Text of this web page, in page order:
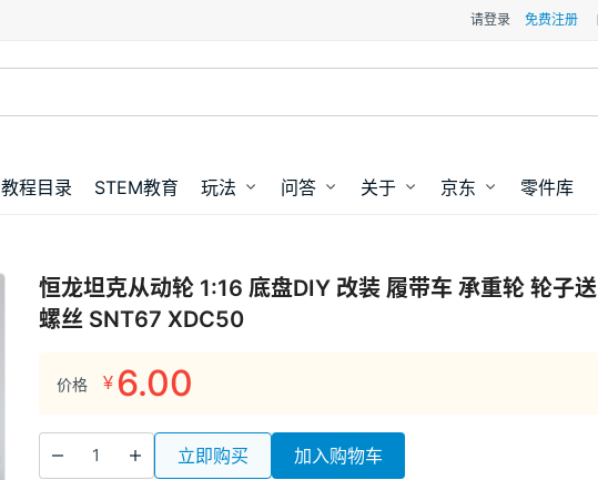
请登录 免费注册
教程目录 STEM教育 玩法 问答 关于 京东 零件库
恒龙坦克从动轮 1:16 底盘DIY 改装 履带车 承重轮 轮子送
螺丝 SNT67 XDC50
价格 ¥ 6.00
立即购买 加入购物车